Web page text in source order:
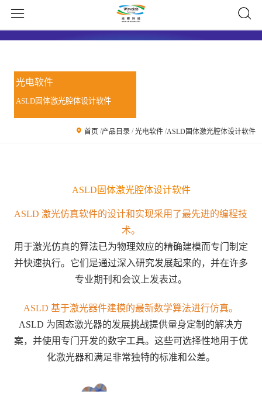
光电软件
ASLD固体激光腔体设计软件
首页 /产品目录 /光电软件 /ASLD固体激光腔体设计软件
ASLD固体激光腔体设计软件
ASLD 激光仿真软件的设计和实现采用了最先进的编程技
术。
用于激光仿真的算法已为物理效应的精确建模而专门制定
并快速执行。它们是通过深入研究发展起来的，并在许多
专业期刊和会议上发表过。
ASLD 基于激光器件建模的最新数学算法进行仿真。
ASLD 为固态激光器的发展挑战提供量身定制的解决方
案，并使用专门开发的数字工具。这些可选择性地用于优
化激光器和满足非常独特的标准和公差。